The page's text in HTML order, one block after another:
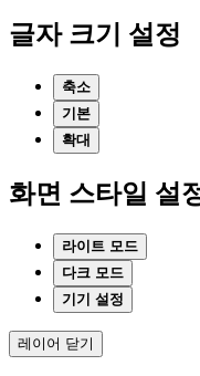
글자 크기 설정
축소
기본
확대
화면 스타일 설
라이트 모드
다크 모드
기기 설정
레이어 닫기